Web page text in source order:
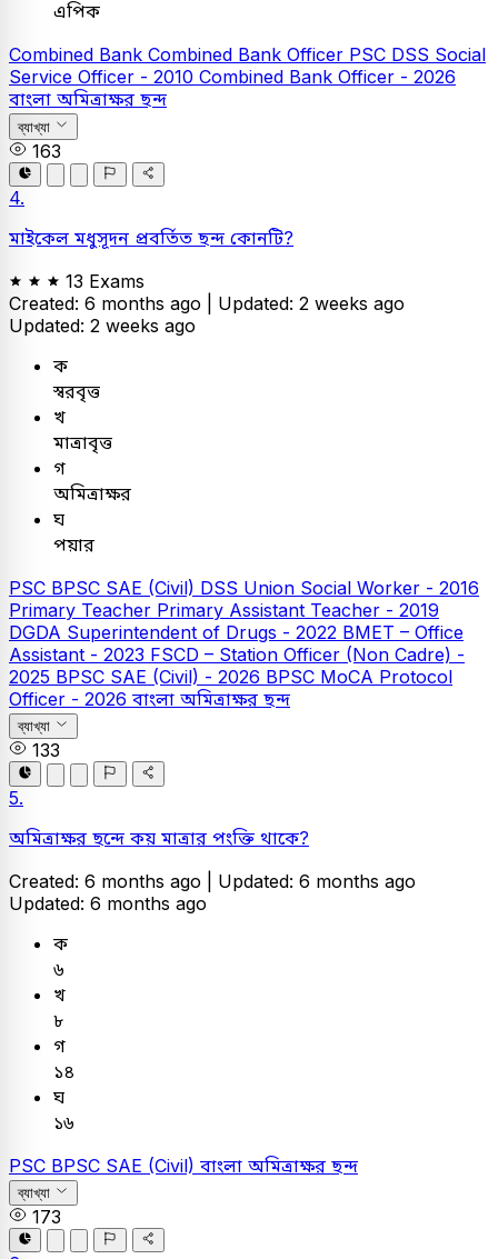
এপিক
Combined Bank Combined Bank Officer PSC DSS Social
Service Officer - 2010 Combined Bank Officer - 2026
বাংলা অমিত্রাক্ষর ছন্দ
ব্যাখ্যা
163
4.
মাইকেল মধুসূদন প্রবর্তিত ছন্দ কোনটি?
13 Exams
Created: 6 months ago | Updated: 2 weeks ago
Updated: 2 weeks ago
ক
স্বরবৃত্ত
খ
মাত্রাবৃত্ত
গ
অমিত্রাক্ষর
ঘ
পয়ার
PSC BPSC SAE (Civil) DSS Union Social Worker - 2016
Primary Teacher Primary Assistant Teacher - 2019
DGDA Superintendent of Drugs - 2022 BMET – Office
Assistant - 2023 FSCD – Station Officer (Non Cadre) -
2025 BPSC SAE (Civil) - 2026 BPSC MoCA Protocol
Officer - 2026 বাংলা অমিত্রাক্ষর ছন্দ
ব্যাখ্যা
133
5.
অমিত্রাক্ষর ছন্দে কয় মাত্রার পংক্তি থাকে?
Created: 6 months ago | Updated: 6 months ago
Updated: 6 months ago
ক
৬
খ
৮
গ
১৪
ঘ
১৬
PSC BPSC SAE (Civil) বাংলা অমিত্রাক্ষর ছন্দ
ব্যাখ্যা
173